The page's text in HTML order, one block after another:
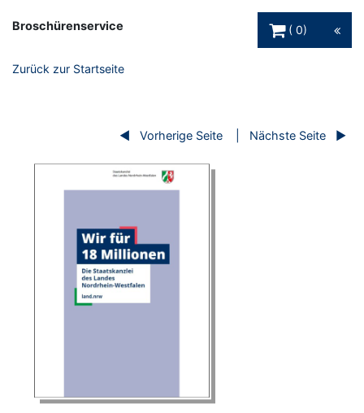
Broschürenservice
0
Zurück zur Startseite
Vorherige Seite Nächste Seite